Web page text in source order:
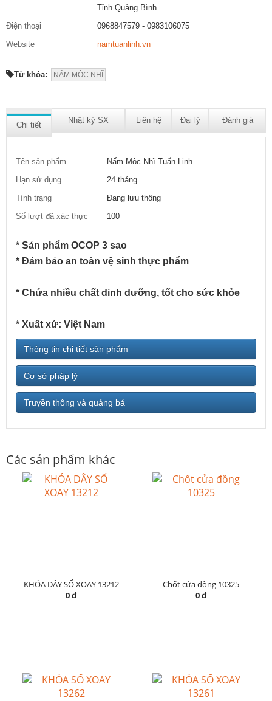
Tỉnh Quảng Bình
Điện thoại
0968847579 - 0983106075
Website
namtuanlinh.vn
Từ khóa: NẤM MỘC NHĨ
Chi tiết
Nhật ký SX Liên hệ Đại lý Đánh giá
Tên sản phẩm
Nấm Mộc Nhĩ Tuấn Linh
Hạn sử dụng
24 tháng
Tình trạng
Đang lưu thông
Số lượt đã xác thực
100
* Sản phẩm OCOP 3 sao
* Đảm bảo an toàn vệ sinh thực phẩm
* Chứa nhiều chất dinh dưỡng, tốt cho sức khỏe
* Xuất xứ: Việt Nam
Thông tin chi tiết sản phẩm
Cơ sở pháp lý
Truyền thông và quảng bá
Các sản phẩm khác
KHÓA DÂY SỐ XOAY 13212
0 đ
Chốt cửa đồng 10325
0 đ